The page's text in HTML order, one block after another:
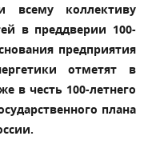
всему коллективу
в преддверии 100-
предприятия
отметят в
в честь 100-летнего
плана